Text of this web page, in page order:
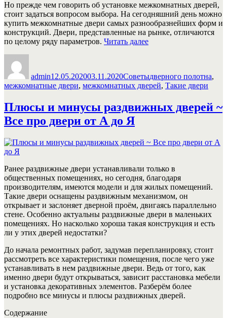
Но прежде чем говорить об установке межкомнатных дверей,
стоит задаться вопросом выбора. На сегодняшний день можно
купить межкомнатные двери самых разнообразнейших форм и
конструкций. Двери, представленные на рынке, отличаются
по целому ряду параметров. Читать далее«Классификация
процесс
их
admin12.05.202003.11.2020Советыдверного полотна,
межкомнатные двери, межкомнатных дверей, Такие двери
Плюсы и минусы раздвижных дверей ~
Все про двери от А до Я
Ранее раздвижные двери устанавливали только в
общественных помещениях, но сегодня, благодаря
производителям, имеются модели и для жилых помещений.
Такие двери оснащены раздвижным механизмом, он
открывает и заслоняет дверной проём, двигаясь параллельно
стене. Особенно актуальны раздвижные двери в маленьких
помещениях. Но насколько хороша такая конструкция и есть
ли у этих дверей недостатки?
До начала ремонтных работ, задумав перепланировку, стоит
рассмотреть все характеристики помещения, после чего уже
устанавливать в нем раздвижные двери. Ведь от того, как
именно двери будут открываться, зависит расстановка мебели
и установка декоративных элементов. Разберём более
подробно все минусы и плюсы раздвижных дверей.
Содержание